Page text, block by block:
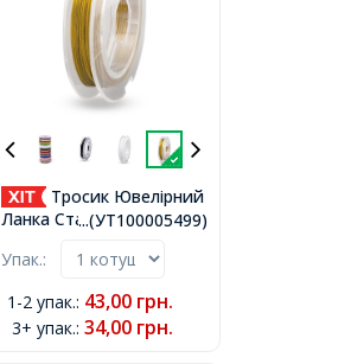
...(УТ100005499)
Тросик Ювелірний
Ланка Сталь,
близько 10м/котушка,
Упак.:
1-2 упак.: 43,00 грн.
3+ упак.: 34,00 грн.